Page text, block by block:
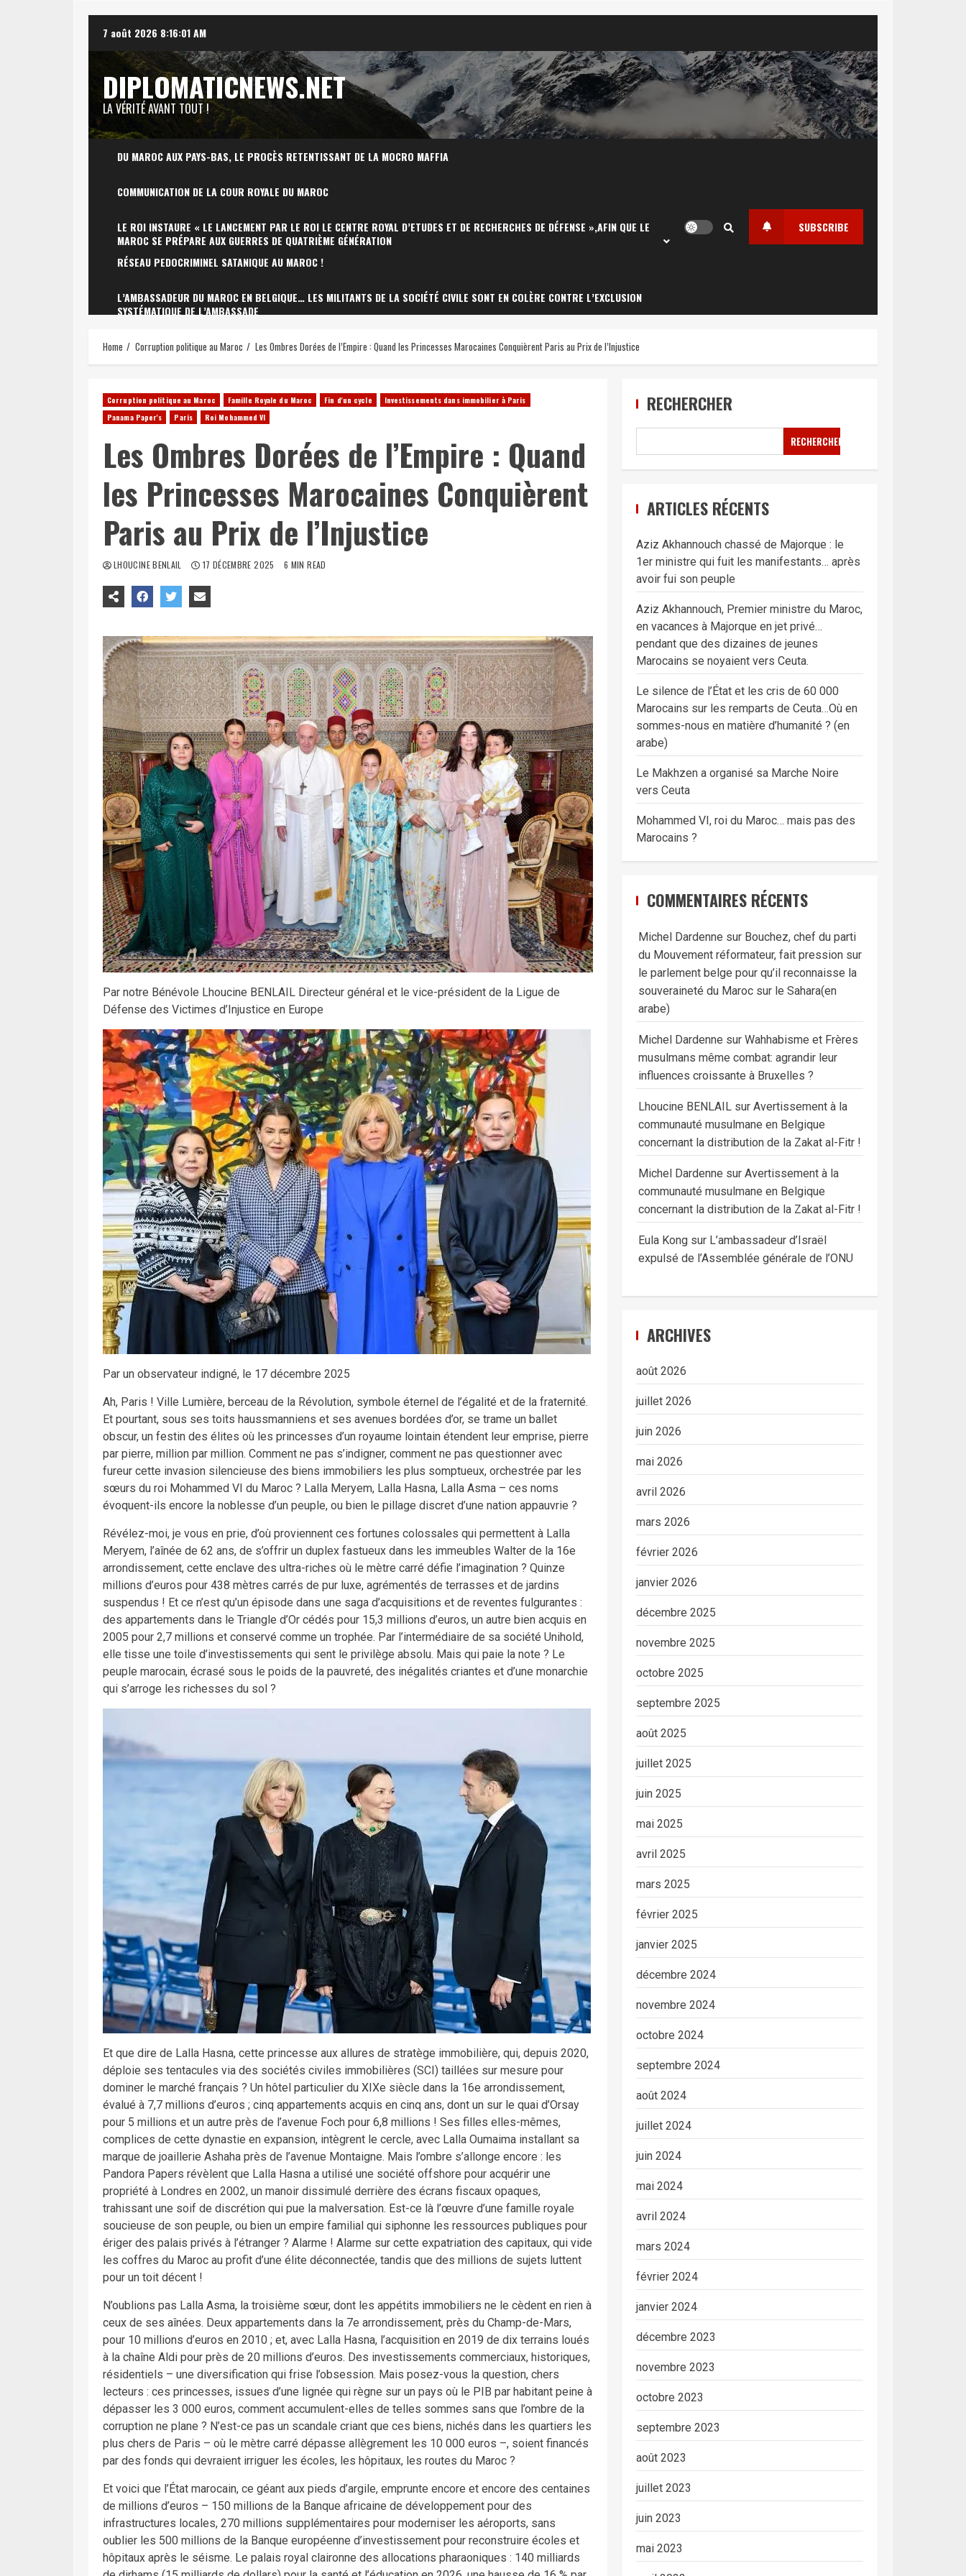
content
7 août 2026 8:16:02 AM
DIPLOMATICNEWS.NET
LA VÉRITÉ AVANT TOUT !
DU MAROC AUX PAYS-BAS, LE PROCÈS RETENTISSANT DE LA MOCRO MAFFIA
COMMUNICATION DE LA COUR ROYALE DU MAROC
LE ROI INSTAURE « LE LANCEMENT PAR LE ROI LE CENTRE ROYAL D’ETUDES ET DE RECHERCHES DE DÉFENSE »,AFIN QUE LE
MAROC SE PRÉPARE AUX GUERRES DE QUATRIÈME GÉNÉRATION
RÉSEAU PEDOCRIMINEL SATANIQUE AU MAROC !
L’AMBASSADEUR DU MAROC EN BELGIQUE… LES MILITANTS DE LA SOCIÉTÉ CIVILE SONT EN COLÈRE CONTRE L’EXCLUSION
SYSTÉMATIQUE DE L’AMBASSADE
SUBSCRIBE
Home Corruption politique au Maroc Les Ombres Dorées de l’Empire : Quand les Princesses Marocaines Conquièrent Paris au Prix de l’Injustice
Corruption politique au Maroc Famille Royale du Maroc Fin d'un cycle
Investissements dans immobilier à Paris
Panama Paper's
Paris Roi Mohammed VI
Les Ombres Dorées de l’Empire : Quand
les Princesses Marocaines Conquièrent
Paris au Prix de l’Injustice
LHOUCINE BENLAIL 17 DÉCEMBRE 2025 6 MIN READ
Par notre Bénévole Lhoucine BENLAIL Directeur général et le vice-président de la Ligue de
Défense des Victimes d’Injustice en Europe
Par un observateur indigné, le 17 décembre 2025
Ah, Paris ! Ville Lumière, berceau de la Révolution, symbole éternel de l’égalité et de la fraternité.
Et pourtant, sous ses toits haussmanniens et ses avenues bordées d’or, se trame un ballet
obscur, un festin des élites où les princesses d’un royaume lointain étendent leur emprise, pierre
par pierre, million par million. Comment ne pas s’indigner, comment ne pas questionner avec
fureur cette invasion silencieuse des biens immobiliers les plus somptueux, orchestrée par les
sœurs du roi Mohammed VI du Maroc ? Lalla Meryem, Lalla Hasna, Lalla Asma – ces noms
évoquent-ils encore la noblesse d’un peuple, ou bien le pillage discret d’une nation appauvrie ?
Révélez-moi, je vous en prie, d’où proviennent ces fortunes colossales qui permettent à Lalla
Meryem, l’aînée de 62 ans, de s’offrir un duplex fastueux dans les immeubles Walter de la 16e
arrondissement, cette enclave des ultra-riches où le mètre carré défie l’imagination ? Quinze
millions d’euros pour 438 mètres carrés de pur luxe, agrémentés de terrasses et de jardins
suspendus ! Et ce n’est qu’un épisode dans une saga d’acquisitions et de reventes fulgurantes :
des appartements dans le Triangle d’Or cédés pour 15,3 millions d’euros, un autre bien acquis en
2005 pour 2,7 millions et conservé comme un trophée. Par l’intermédiaire de sa société Unihold,
elle tisse une toile d’investissements qui sent le privilège absolu. Mais qui paie la note ? Le
peuple marocain, écrasé sous le poids de la pauvreté, des inégalités criantes et d’une monarchie
qui s’arroge les richesses du sol ?
Et que dire de Lalla Hasna, cette princesse aux allures de stratège immobilière, qui, depuis 2020,
déploie ses tentacules via des sociétés civiles immobilières (SCI) taillées sur mesure pour
dominer le marché français ? Un hôtel particulier du XIXe siècle dans la 16e arrondissement,
évalué à 7,7 millions d’euros ; cinq appartements acquis en cinq ans, dont un sur le quai d’Orsay
pour 5 millions et un autre près de l’avenue Foch pour 6,8 millions ! Ses filles elles-mêmes,
complices de cette dynastie en expansion, intègrent le cercle, avec Lalla Oumaima installant sa
marque de joaillerie Ashaha près de l’avenue Montaigne. Mais l’ombre s’allonge encore : les
Pandora Papers révèlent que Lalla Hasna a utilisé une société offshore pour acquérir une
propriété à Londres en 2002, un manoir dissimulé derrière des écrans fiscaux opaques,
trahissant une soif de discrétion qui pue la malversation. Est-ce là l’œuvre d’une famille royale
soucieuse de son peuple, ou bien un empire familial qui siphonne les ressources publiques pour
ériger des palais privés à l’étranger ? Alarme ! Alarme sur cette expatriation des capitaux, qui vide
les coffres du Maroc au profit d’une élite déconnectée, tandis que des millions de sujets luttent
pour un toit décent !
N’oublions pas Lalla Asma, la troisième sœur, dont les appétits immobiliers ne le cèdent en rien à
ceux de ses aînées. Deux appartements dans la 7e arrondissement, près du Champ-de-Mars,
pour 10 millions d’euros en 2010 ; et, avec Lalla Hasna, l’acquisition en 2019 de dix terrains loués
à la chaîne Aldi pour près de 20 millions d’euros. Des investissements commerciaux, historiques,
résidentiels – une diversification qui frise l’obsession. Mais posez-vous la question, chers
lecteurs : ces princesses, issues d’une lignée qui règne sur un pays où le PIB par habitant peine à
dépasser les 3 000 euros, comment accumulent-elles de telles sommes sans que l’ombre de la
corruption ne plane ? N’est-ce pas un scandale criant que ces biens, nichés dans les quartiers les
plus chers de Paris – où le mètre carré dépasse allègrement les 10 000 euros –, soient financés
par des fonds qui devraient irriguer les écoles, les hôpitaux, les routes du Maroc ?
Et voici que l’État marocain, ce géant aux pieds d’argile, emprunte encore et encore des centaines
de millions d’euros – 150 millions de la Banque africaine de développement pour des
infrastructures locales, 270 millions supplémentaires pour moderniser les aéroports, sans
oublier les 500 millions de la Banque européenne d’investissement pour reconstruire écoles et
hôpitaux après le séisme. Le palais royal claironne des allocations pharaoniques : 140 milliards
RECHERCHER
RECHERCHER
ARTICLES RÉCENTS
Aziz Akhannouch chassé de Majorque : le
1er ministre qui fuit les manifestants… après
avoir fui son peuple
Aziz Akhannouch, Premier ministre du Maroc,
en vacances à Majorque en jet privé…
pendant que des dizaines de jeunes
Marocains se noyaient vers Ceuta.
Le silence de l’État et les cris de 60 000
Marocains sur les remparts de Ceuta…Où en
sommes-nous en matière d’humanité ? (en
arabe)
Le Makhzen a organisé sa Marche Noire
vers Ceuta
Mohammed VI, roi du Maroc… mais pas des
Marocains ?
COMMENTAIRES RÉCENTS
Michel Dardenne sur Bouchez, chef du parti
du Mouvement réformateur, fait pression sur
le parlement belge pour qu’il reconnaisse la
souveraineté du Maroc sur le Sahara(en
arabe)
Michel Dardenne sur Wahhabisme et Frères
musulmans même combat: agrandir leur
influences croissante à Bruxelles ?
Lhoucine BENLAILsur Avertissement à la
communauté musulmane en Belgique
concernant la distribution de la Zakat al-Fitr !
Michel Dardenne sur Avertissement à la
communauté musulmane en Belgique
concernant la distribution de la Zakat al-Fitr !
Eula Kongsur L’ambassadeur d’Israël
expulsé de l’Assemblée générale de l’ONU
ARCHIVES
août 2026
juillet 2026
juin 2026
mai 2026
avril 2026
mars 2026
février 2026
janvier 2026
décembre 2025
novembre 2025
octobre 2025
septembre 2025
août 2025
juillet 2025
juin 2025
mai 2025
avril 2025
mars 2025
février 2025
janvier 2025
décembre 2024
novembre 2024
octobre 2024
septembre 2024
août 2024
juillet 2024
juin 2024
mai 2024
avril 2024
mars 2024
février 2024
janvier 2024
décembre 2023
novembre 2023
octobre 2023
septembre 2023
août 2023
juillet 2023
juin 2023
mai 2023